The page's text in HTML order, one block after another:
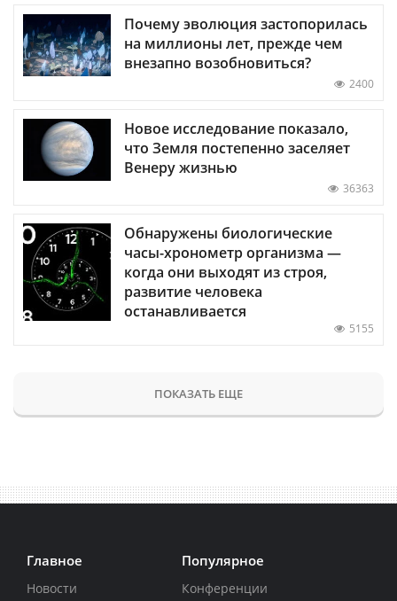
Почему эволюция застопорилась
на миллионы лет, прежде чем
внезапно возобновиться?
2400
Новое исследование показало,
что Земля постепенно заселяет
Венеру жизнью
36363
Обнаружены биологические
часы-хронометр организма —
когда они выходят из строя,
развитие человека
останавливается
5155
ПОКАЗАТЬ ЕЩЕ
Главное
Новости
Популярное
Конференции